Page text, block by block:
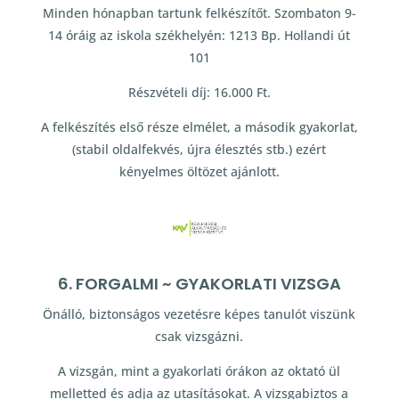
Minden hónapban tartunk felkészítőt. Szombaton 9-
14 óráig az iskola székhelyén: 1213 Bp. Hollandi út
101
Részvételi díj: 16.000 Ft.
A felkészítés első része elmélet, a második gyakorlat,
(stabil oldalfekvés, újra élesztés stb.) ezért
kényelmes öltözet ajánlott.
6. FORGALMI ~ GYAKORLATI VIZSGA
Önálló, biztonságos vezetésre képes tanulót viszünk
csak vizsgázni.
A vizsgán, mint a gyakorlati órákon az oktató ül
melletted és adja az utasításokat. A vizsgabiztos a